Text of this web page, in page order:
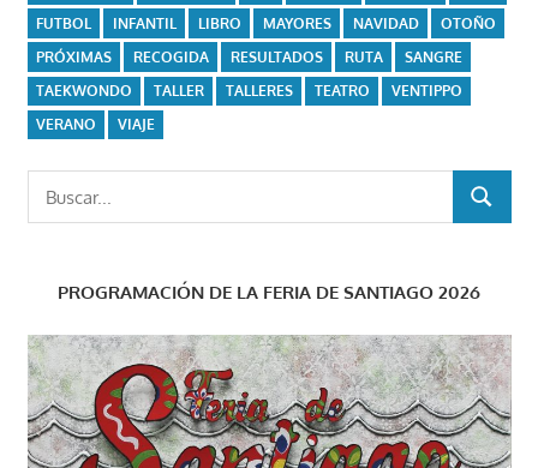
FUTBOL INFANTIL LIBRO MAYORES NAVIDAD
OTOÑO
PRÓXIMAS
RECOGIDA RESULTADOS RUTA
SANGRE
TAEKWONDO
TALLER TALLERES TEATRO
VENTIPPO
VERANO
VIAJE
BUSCAR
PROGRAMACIÓN DE LA FERIA DE SANTIAGO 2026